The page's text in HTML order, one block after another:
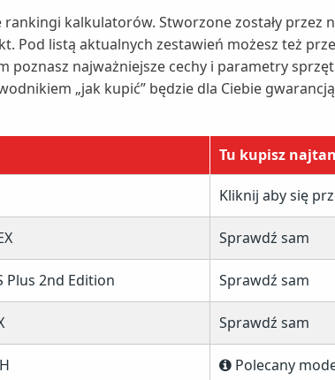
kalkulatorów. Stworzone zostały przez
Pod listą aktualnych zestawień możesz też
poznasz najważniejsze cechy i parametry
„jak kupić” będzie dla Ciebie
Tu kupisz
Kliknij aby się
Sprawdź sam
Plus 2nd Edition Sprawdź sam
Sprawdź sam
Polecany